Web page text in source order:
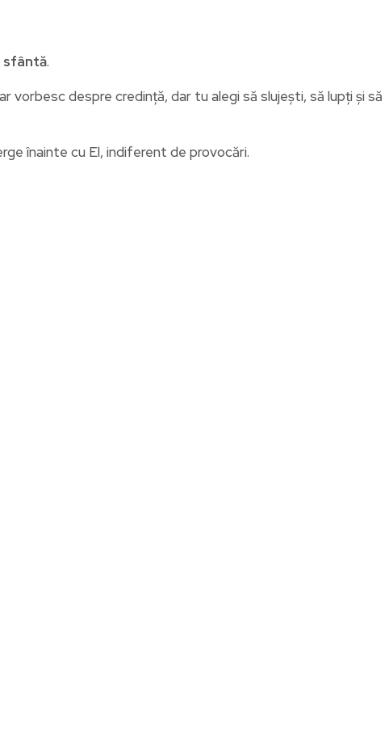
sfântă.
despre credință, dar tu alegi să slujești, să lupți și să
înainte cu El, indiferent de provocări.